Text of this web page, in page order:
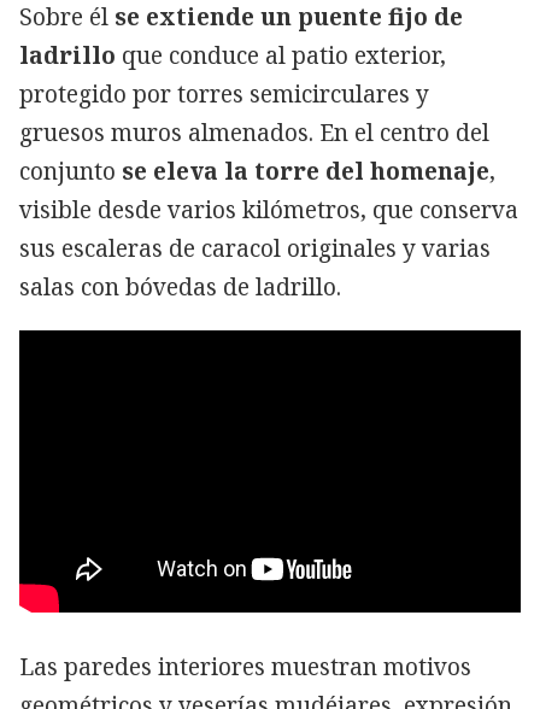
Sobre él se extiende un puente fijo de
ladrillo que conduce al patio exterior,
protegido por torres semicirculares y
gruesos muros almenados. En el centro del
conjunto se eleva la torre del homenaje,
visible desde varios kilómetros, que conserva
sus escaleras de caracol originales y varias
salas con bóvedas de ladrillo.
Las paredes interiores muestranmotivos